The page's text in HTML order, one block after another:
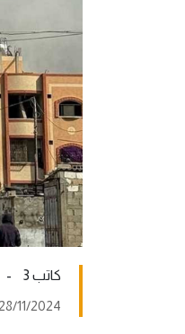
كاتب 3 -
28/11/2024 | 12:15 PM